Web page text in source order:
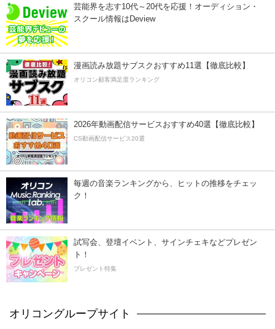
芸能界を志す10代～20代を応援！オーディション・
スクール情報はDeview
漫画読み放題サブスクおすすめ11選【徹底比較】
オリコン顧客満足度ランキング
2026年動画配信サービスおすすめ40選【徹底比較】
CS動画配信サービス20選
毎週の音楽ランキングから、ヒットの推移をチェッ
ク！
試写会、登壇イベント、サインチェキなどプレゼン
ト！
プレゼント特集
オリコングループサイト